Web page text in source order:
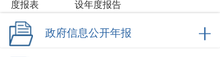
乡镇街道部门公开
项目变更
阿图什市2026年项目变更情况（5月） 2026-06-02